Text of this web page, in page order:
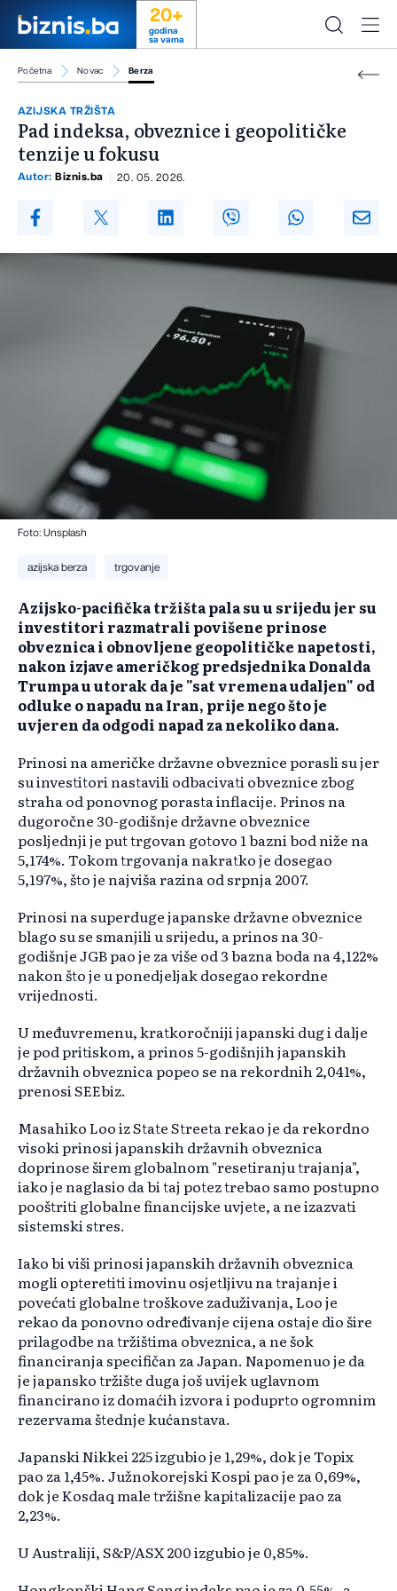
20+
godina
sa vama
Početna Novac Berza
AZIJSKA TRŽIŠTA
Pad indeksa, obveznice i geopolitičke
tenzije u fokusu
Autor: Biznis.ba 20. 05. 2026.
Foto: Unsplash
azijska berza trgovanje
Azijsko-pacifička tržišta pala su u srijedu jer su
investitori razmatrali povišene prinose
obveznica i obnovljene geopolitičke napetosti,
nakon izjave američkog predsjednika Donalda
Trumpa u utorak da je "sat vremena udaljen" od
odluke o napadu na Iran, prije nego što je
uvjeren da odgodi napad za nekoliko dana.
Prinosi na američke državne obveznice porasli su jer
su investitori nastavili odbacivati obveznice zbog
straha od ponovnog porasta inflacije. Prinos na
dugoročne 30-godišnje državne obveznice
posljednji je put trgovan gotovo 1 bazni bod niže na
5,174%. Tokom trgovanja nakratko je dosegao
5,197%, što je najviša razina od srpnja 2007.
Prinosi na superduge japanske državne obveznice
blago su se smanjili u srijedu, a prinos na 30-
godišnje JGB pao je za više od 3 bazna boda na 4,122%
nakon što je u ponedjeljak dosegao rekordne
vrijednosti.
U međuvremenu, kratkoročniji japanski dug i dalje
je pod pritiskom, a prinos 5-godišnjih japanskih
državnih obveznica popeo se na rekordnih 2,041%,
prenosi SEEbiz.
Masahiko Loo iz State Streeta rekao je da rekordno
visoki prinosi japanskih državnih obveznica
doprinose širem globalnom "resetiranju trajanja",
iako je naglasio da bi taj potez trebao samo postupno
pooštriti globalne financijske uvjete, a ne izazvati
sistemski stres.
Iako bi viši prinosi japanskih državnih obveznica
mogli opteretiti imovinu osjetljivu na trajanje i
povećati globalne troškove zaduživanja, Loo je
rekao da ponovno određivanje cijena ostaje dio šire
prilagodbe na tržištima obveznica, a ne šok
financiranja specifičan za Japan. Napomenuo je da
je japansko tržište duga još uvijek uglavnom
financirano iz domaćih izvora i poduprto ogromnim
rezervama štednje kućanstava.
Japanski Nikkei 225 izgubio je 1,29%, dok je Topix
pao za 1,45%. Južnokorejski Kospi pao je za 0,69%,
dok je Kosdaq male tržišne kapitalizacije pao za
2,23%.
U Australiji, S&P/ASX 200 izgubio je 0,85%.